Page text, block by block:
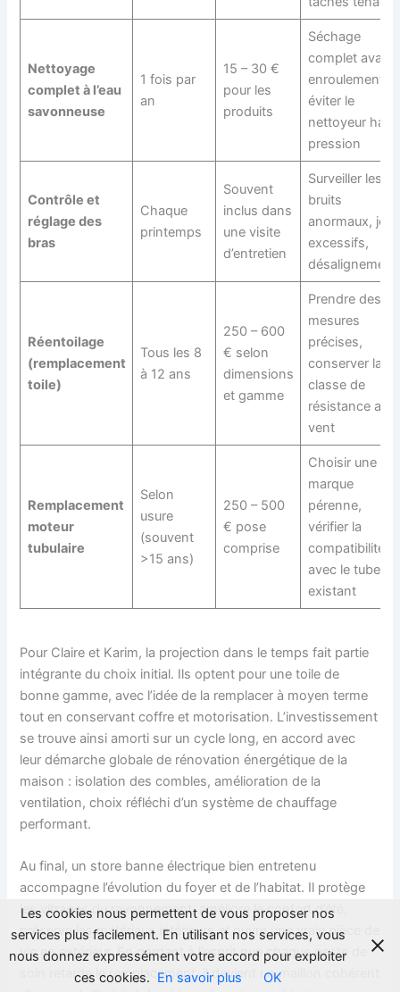
Nettoyage
complet à l’eau
savonneuse
1 fois par
an
15 – 30 €
pour les
produits
Séchage
complet avant
enroulement,
éviter le
nettoyeur
pression
Contrôle et
réglage des
bras
Chaque
printemps
Souvent
inclus dans
une visite
d’entretien
Surveiller les
bruits
anormaux, jeux
excessifs,
Réentoilage
(remplacement
toile)
Tous les 8
à 12 ans
250 – 600
€ selon
dimensions
et gamme
Prendre des
mesures
précises,
conserver la
classe de
résistance au
vent
Remplacement
moteur
tubulaire
Selon
usure
(souvent
>15 ans)
250 – 500
€ pose
comprise
Choisir une
marque
pérenne,
vérifier la
compatibilité
avec le tube
existant
Pour Claire et Karim, la projection dans le temps fait partie
intégrante du choix initial. Ils optent pour une toile de
bonne gamme, avec l’idée de la remplacer à moyen terme
tout en conservant coffre et motorisation. L’investissement
se trouve ainsi amorti sur un cycle long, en accord avec
leur démarche globale de rénovation énergétique de la
maison : isolation des combles, amélioration de la
ventilation, choix réfléchi d’un système de chauffage
performant.
Au final, un store banne électrique bien entretenu
accompagne l’évolution du foyer et de l’habitat. Il protège
les vitrages du rayonnement, améliore le confort d’été,
préserve les matériaux intérieurs et ouvre une vraie pièce de
vie en extérieur. En gardant à l’esprit que chaque geste de
soin retarde le remplacement, il devient un maillon cohérent
Les cookies nous permettent de vous proposer nos
services plus facilement. En utilisant nos services, vous
nous donnez expressément votre accord pour exploiter
ces cookies. En savoir plus OK